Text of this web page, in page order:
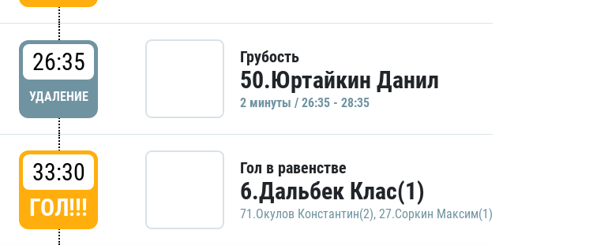
26:35
УДАЛЕНИЕ
Грубость
50.Юртайкин Данил
2 минуты / 26:35 - 28:35
33:30
ГОЛ!!!
Гол в равенстве
6.Дальбек Клас(1)
71.Окулов Константин(2), 27.Соркин Максим(1)